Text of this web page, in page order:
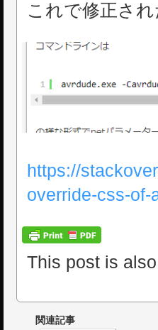
これで修正され
https://
override-css-of-
This post is
関連記事